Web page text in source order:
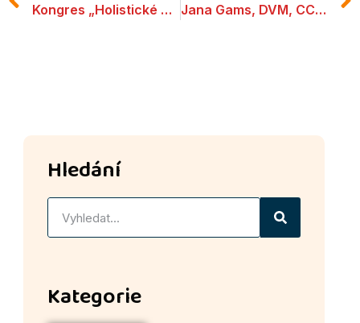
Kongres „Holistické přístupy ke zdraví pohybového aparátu psů – od prevence k zotavení“ Jana Gams, DVM, CCRP
Hledání
Kategorie